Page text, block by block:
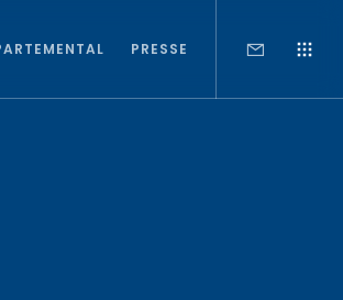
PRESSE